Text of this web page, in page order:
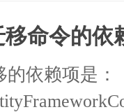
移命令的依
依赖项是：